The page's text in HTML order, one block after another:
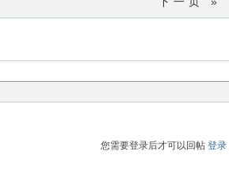
您需要登录后才可以回帖 登录|